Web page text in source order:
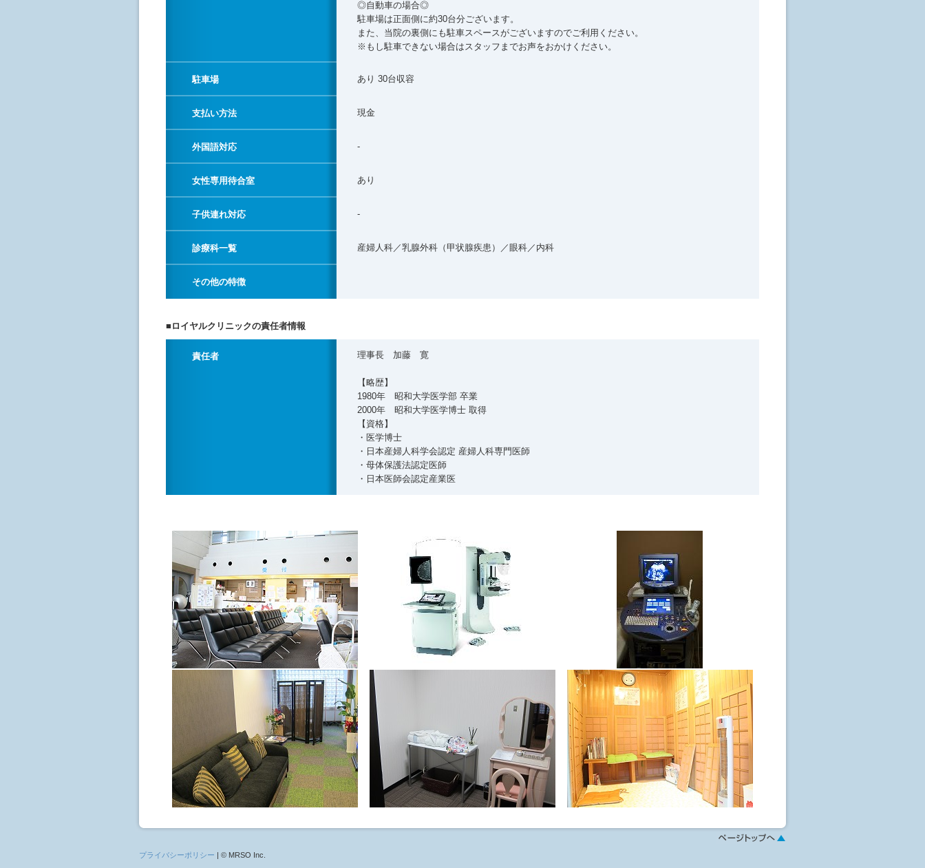
◎自動車の場合◎
駐車場は正面側に約30台分ございます。
また、当院の裏側にも駐車スペースがございますのでご利用ください。
※もし駐車できない場合はスタッフまでお声をおかけください。
駐車場 あり 30台収容
支払い方法 現金
外国語対応 -
女性専用待合室 あり
子供連れ対応 -
診療科一覧 産婦人科／乳腺外科（甲状腺疾患）／眼科／内科
その他の特徴
■ロイヤルクリニックの責任者情報
責任者 理事長 加藤 寛
【略歴】
1980年 昭和大学医学部 卒業
2000年 昭和大学医学博士 取得
【資格】
・医学博士
・日本産婦人科学会認定 産婦人科専門医師
・母体保護法認定医師
・日本医師会認定産業医
プライバシーポリシー | © MRSO Inc.